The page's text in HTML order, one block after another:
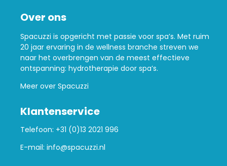
Over ons
Spacuzzi is opgericht met passie voor spa’s. Met ruim
20 jaar ervaring in de wellness branche streven we
naar het overbrengen van de meest effectieve
ontspanning: hydrotherapie door spa’s.
Meer over Spacuzzi
Klantenservice
Telefoon: +31 (0)13 2021 996
E-mail: info@spacuzzi.nl